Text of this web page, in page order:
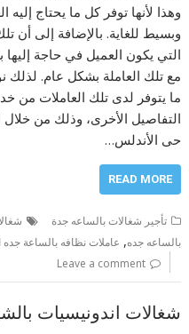
وهذا لأنها توفر كل ما يحتاج
وبسيط للغاية. بالإضافة إلى أن
التي يكون العميل في حاجة
مع تلك العاملة بشكل عام.
ما يتوفر لدى تلك العاملات من
التفاصيل الأخرى، وذلك من
حى الأندلس…
READ MORE
تأجير شغالات بالساعه جدة
بالساعه جده, عاملات نظافه بالساعة جده
Leave a comment
شغالات اندونيسيات بالشهر في